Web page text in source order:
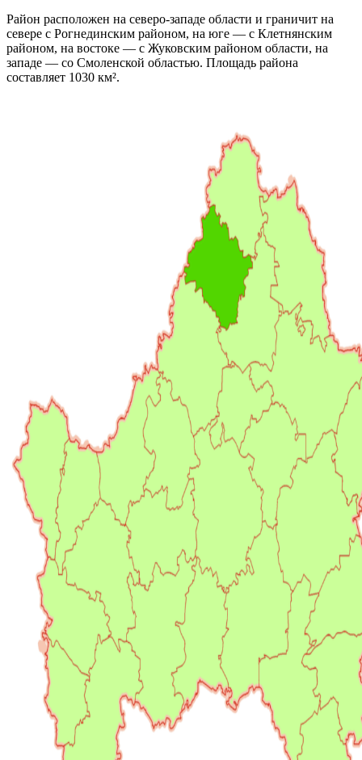
Район расположен на северо-западе области и граничит на
севере с Рогнединским районом, на юге — с Клетнянским
районом, на востоке — с Жуковским районом области, на
западе — со Смоленской областью. Площадь района
составляет 1030 км².